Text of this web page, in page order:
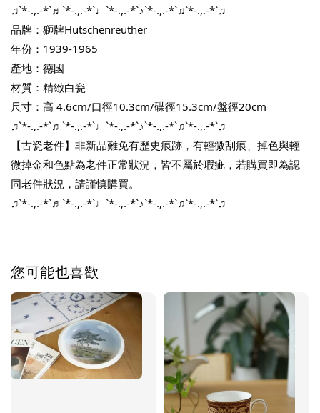
♫`*-.,.-*`♬`*-.,.-*`♩`*-.,.-*`♪`*-.,.-*`♫`*-.,.-*`♫
品牌：獅牌Hutschenreuther
年份：1939-1965
產地：德國
材質：精緻白瓷
尺寸：高 4.6cm/口徑10.3cm/碟徑15.3cm/盤徑20cm
♫`*-.,.-*`♬`*-.,.-*`♩`*-.,.-*`♪`*-.,.-*`♫`*-.,.-*`♫
【古瓷老件】非新品難免有歷史痕跡，有輕微刮痕、掉色與輕
微掉金和色點為老件正常狀況，皆不屬於瑕疵，若購買即為認
同老件狀況，請謹慎購買。
♫`*-.,.-*`♬`*-.,.-*`♩`*-.,.-*`♪`*-.,.-*`♫`*-.,.-*`♫
您可能也喜歡